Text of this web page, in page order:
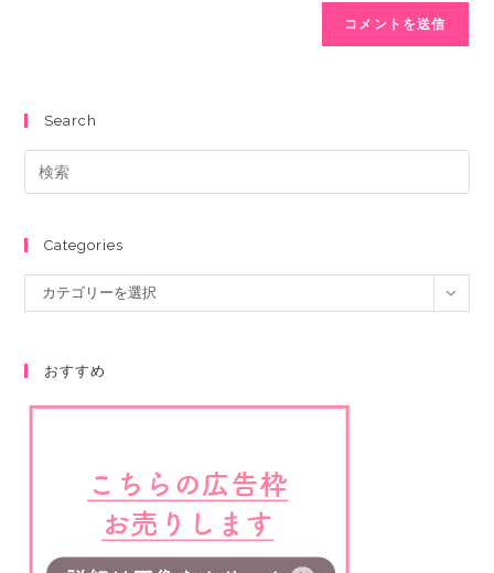
Search
Categories
カテゴリーを選択
おすすめ